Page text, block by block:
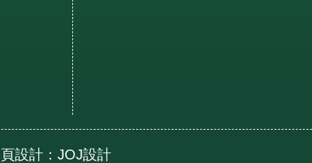
設計： JOJ設計